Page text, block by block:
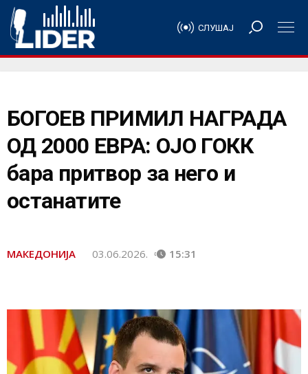
СЛУШАЈ
БОГОЕВ ПРИМИЛ НАГРАДА
ОД 2000 ЕВРА: ОЈО ГОКК
бара притвор за него и
останатите
МАКЕДОНИЈА 03.06.2026. 15:31